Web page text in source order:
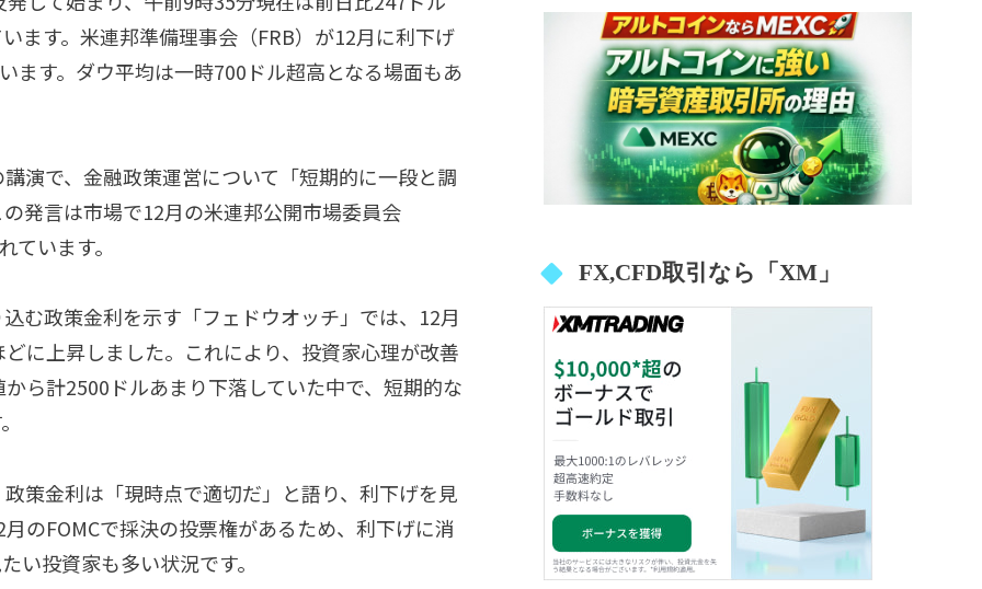
ます。米連邦準備理事会（FRB）が12月に利下げ
ます。ダウ平均は一時700ドル超高となる場面もあ
演で、金融政策運営について「短期的に一段と調
発言は市場で12月の米連邦公開市場委員会
います。
む政策金利を示す「フェドウオッチ」では、12月
に上昇しました。これにより、投資家心理が改善
ら計2500ドルあまり下落していた中で、短期的な
策金利は「現時点で適切だ」と語り、利下げを見
のFOMCで採決の投票権があるため、利下げに消
い投資家も多い状況です。
FX,CFD取引なら「XM」